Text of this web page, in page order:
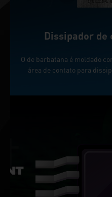
Dissipador
O de barbatana é moldado
área de contato para